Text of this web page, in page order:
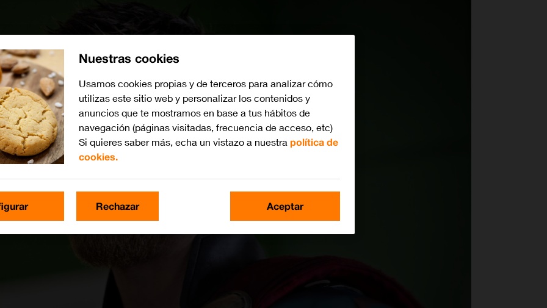
Nuestras cookies
Usamos cookies propias y de terceros para analizar cómo
utilizas este sitio web y personalizar los contenidos y
anuncios que te mostramos en base a tus hábitos de
navegación (páginas visitadas, frecuencia de acceso, etc)
Si quieres saber más, echa un vistazo a nuestra política de
cookies.
Rechazar Aceptar